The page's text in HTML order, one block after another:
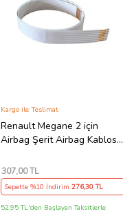
Renault Megane 2 için
Airbag Şerit Airbag Kablosu
Kargo ile Teslimat
307,00 TL
Sepette %10 İndirim276,30 TL
52,95 TL'den Başlayan Taksitlerle